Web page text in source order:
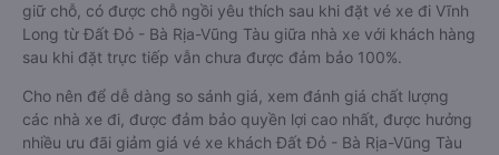
giữ chỗ, có được chỗ ngồi yêu thích sau khi đặt vé xe đi Vĩnh
Long từ Đất Đỏ - Bà Rịa-Vũng Tàu giữa nhà xe với khách hàng
sau khi đặt trực tiếp vẫn chưa được đảm bảo 100%.
Cho nên để dễ dàng so sánh giá, xem đánh giá chất lượng
các nhà xe đi, được đảm bảo quyền lợi cao nhất, được hưởng
nhiều ưu đãi giảm giá vé xe khách Đất Đỏ - Bà Rịa-Vũng Tàu